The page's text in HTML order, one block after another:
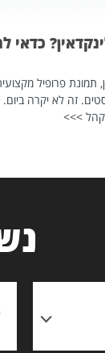
כדאי
תמונת פרופיל
זה לא יקרה ביום.
>>>